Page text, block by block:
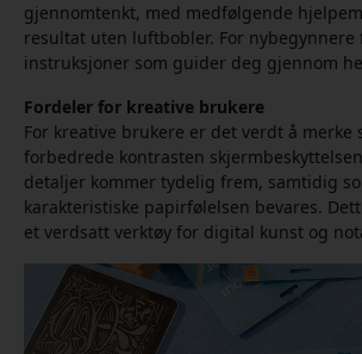
gjennomtenkt, med medfølgende
resultat uten luftbobler. For nybegynnere
instruksjoner som guider deg gjennom
Fordeler for kreative brukere
For kreative brukere er det verdt å merke
forbedrede kontrasten
detaljer kommer tydelig frem, samtidig
karakteristiske papirfølelsen bevares.
et verdsatt verktøy for digital kunst og